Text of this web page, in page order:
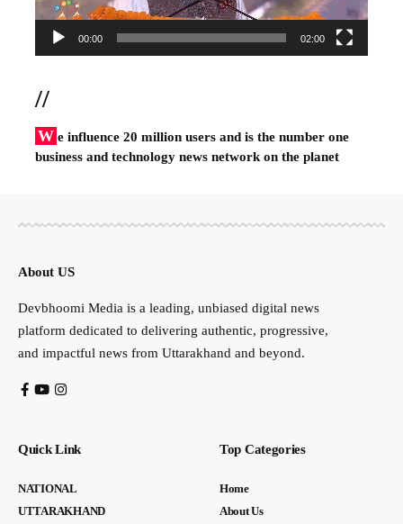
00:00 02:00
//
W e influence 20 million users and is the number one
business and technology news network on the planet
About US
Devbhoomi Media is a leading, unbiased digital news
platform dedicated to delivering authentic, progressive,
and impactful news from Uttarakhand and beyond.
Quick Link
NATIONAL
UTTARAKHAND
Top Categories
Home
About Us